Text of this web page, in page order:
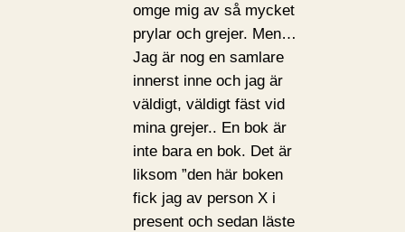
omge mig av så mycket
prylar och grejer. Men…
Jag är nog en samlare
innerst inne och jag är
väldigt, väldigt fäst vid
mina grejer.. En bok är
inte bara en bok. Det är
liksom ”den här boken
fick jag av person X i
present och sedan läste